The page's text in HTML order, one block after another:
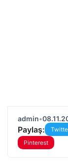
admin•
Paylaş:
Pinterest